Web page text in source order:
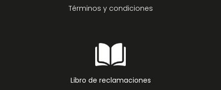
Términos y condiciones
Libro de reclamaciones